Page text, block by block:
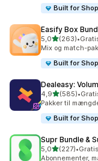
Built for
Easify Box
5,0ud af 5
(263)
263 anmeldelser
•
Mix og match-
Built for
Dealeasy:
4,9ud af 5
(585)
585 anmeldelser
•
Pakker til
Built for
Supr Bundle &
5,0ud af 5 stjerner
(227)
227 anmeldelser i
•Gratis
Abonnementer,